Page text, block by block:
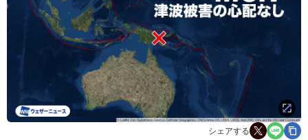
シェアする